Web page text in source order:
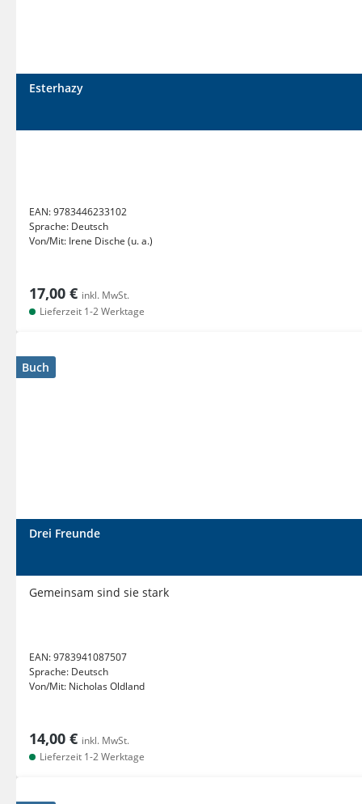
Esterhazy
EAN:9783446233102
Sprache: Deutsch
Von/Mit: Irene Dische (u. a.)
17,00 € inkl. MwSt.
Lieferzeit 1-2 Werktage
Buch
Drei Freunde
Gemeinsam sind sie stark
EAN:9783941087507
Sprache: Deutsch
Von/Mit: Nicholas Oldland
14,00 € inkl. MwSt.
Lieferzeit 1-2 Werktage